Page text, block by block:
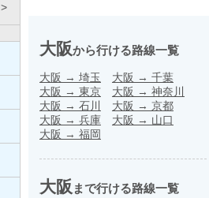
大阪から行ける路線一覧
大阪 → 埼玉 大阪 → 千葉
大阪 → 東京 大阪 → 神奈川
大阪 → 石川 大阪 → 京都
大阪 → 兵庫 大阪 → 山口
大阪 → 福岡
大阪 まで行ける路線一覧